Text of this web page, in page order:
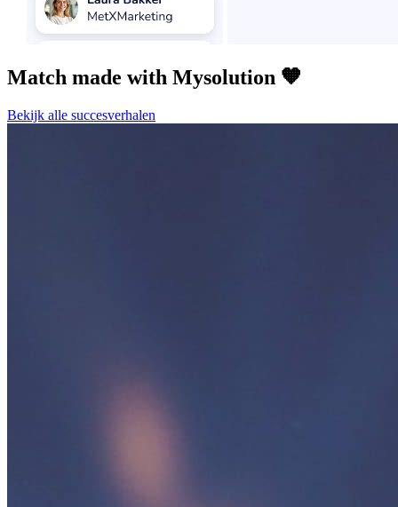
Match made with Mysolution 🧡
Bekijk alle succesverhalen